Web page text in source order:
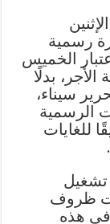
إجازة رسمية
الخميس
الأجر، بدلًا
تحرير سيناء،
الرسمية
للغايات
تشغيل
ظروف
هذه